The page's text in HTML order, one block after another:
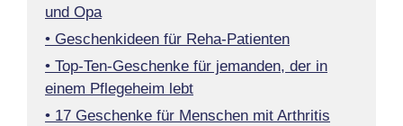
und Opa
• Geschenkideen für Reha-Patienten
• Top-Ten-Geschenke für jemanden, der in
einem Pflegeheim lebt
• 17 Geschenke für Menschen mit Arthritis